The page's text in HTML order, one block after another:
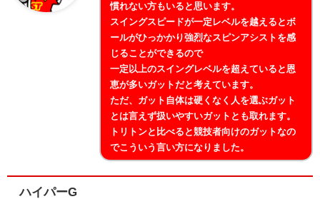
慣れない方もいると思います。
スイングスピードが一定レベルを越えるとボ
ールがひっかかり強烈なスピンアシストを感
じることができるので
一定以上のスイングレベルを超えていると恩
恵が多いガットだと考えています。
ただ、ガット自体は硬くなく人を選ぶガット
とは言えず扱いやすいガットとも取れます。
トリトンと比べると競技者向けのガットなの
でこういう言い方になりました。
ハイパーG